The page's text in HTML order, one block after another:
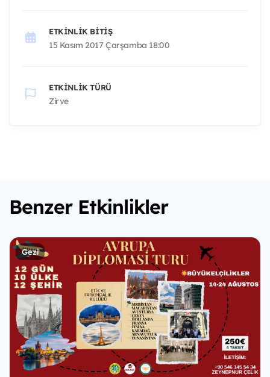
ETKINLIK BITIŞ
15 Kasım 2017 Çarşamba 18:00
ETKINLIK TÜRÜ
Zirve
Benzer Etkinlikler
Gezi